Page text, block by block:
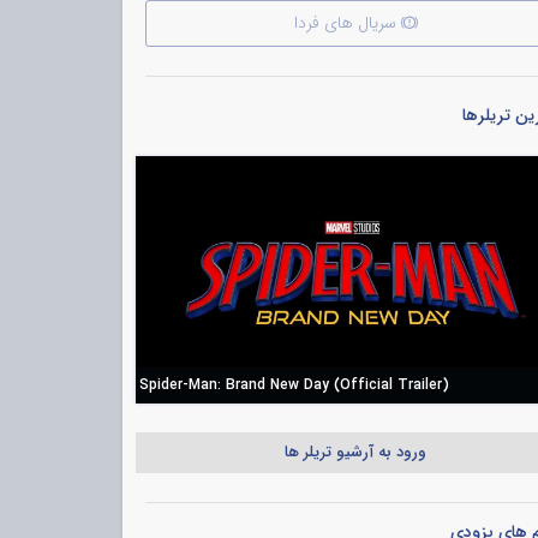
سریال های فردا
تریلرها
Spider-Man: Brand New Day (Official Trailer)
ورود به آرشیو تریلر ها
های بزودی